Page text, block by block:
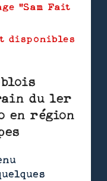
"Sam Fait
disponibles
du 1er
en région